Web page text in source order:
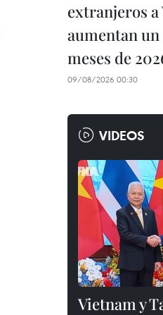
extranjeros
aumentan un
meses de
09/08/2026 00:30
VIDEOS
Vietnam y